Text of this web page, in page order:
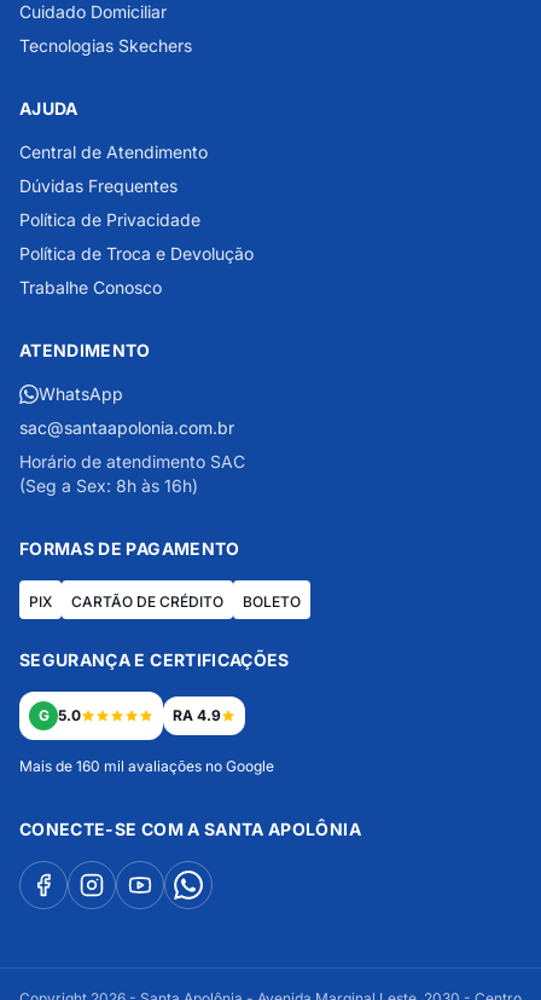
Cuidado Domiciliar
Tecnologias Skechers
AJUDA
Central de Atendimento
Dúvidas Frequentes
Política de Privacidade
Política de Troca e Devolução
Trabalhe Conosco
ATENDIMENTO
WhatsApp
sac@santaapolonia.com.br
Horário de atendimento SAC
(Seg a Sex: 8h às 16h)
FORMAS DE PAGAMENTO
PIX CARTÃO DE CRÉDITO BOLETO
SEGURANÇA E CERTIFICAÇÕES
G 5.0 RA 4.9
Mais de 160 mil avaliações no Google
CONECTE-SE COM A SANTA APOLÔNIA